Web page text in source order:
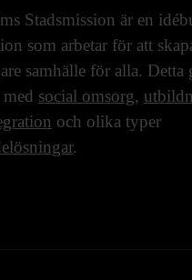
Stadsmission är en
som arbetar för att
samhälle för alla. Detta
social omsorg,
och olika typer
.